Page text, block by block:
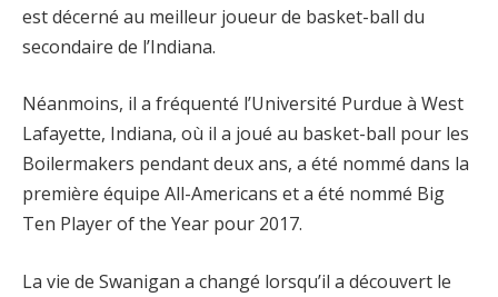
est décerné au meilleur joueur de basket-ball du
secondaire de l’Indiana.
Néanmoins, il a fréquenté l’Université Purdue à West
Lafayette, Indiana, où il a joué au basket-ball pour les
Boilermakers pendant deux ans, a été nommé dans la
première équipe All-Americans et a été nommé Big
Ten Player of the Year pour 2017.
La vie de Swanigan a changé lorsqu’il a découvert le